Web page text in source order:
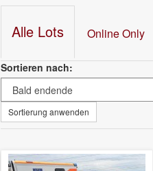
Alle Lots Online Only
Sortieren nach:
Sortierung anwenden